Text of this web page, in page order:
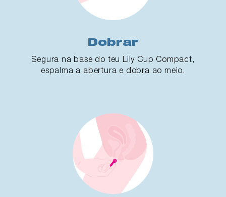
Dobrar
Segura na base do teu Lily Cup Compact,
espalma a abertura e dobra ao meio.